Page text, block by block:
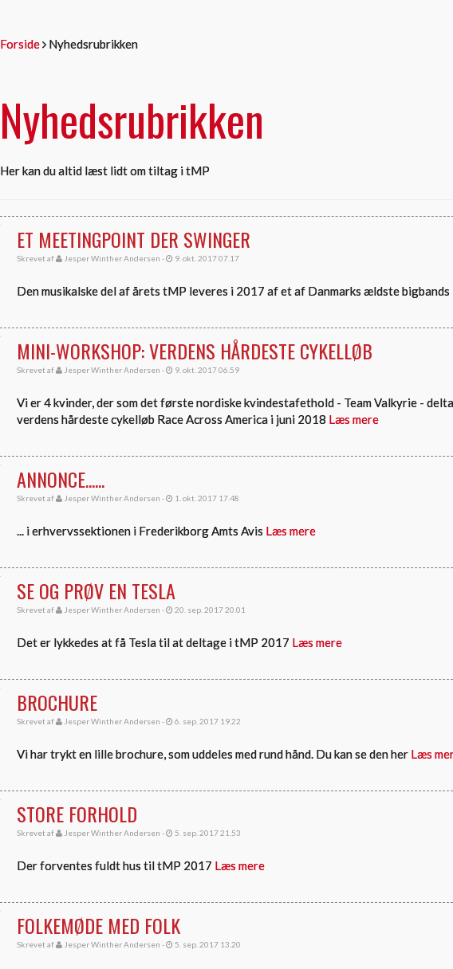
Forside Nyhedsrubrikken
Nyhedsrubrikken
Her kan du altid læst lidt om tiltag i tMP
ET MEETINGPOINT DER SWINGER
Skrevet af Jesper Winther Andersen - 9. okt. 2017 07.17
Den musikalske del af årets tMP leveres i 2017 af et af Danmarks ældste bigbands
MINI-WORKSHOP: VERDENS HÅRDESTE CYKELLØB
Skrevet af Jesper Winther Andersen - 9. okt. 2017 06.59
Vi er 4 kvinder, der som det første nordiske kvindestafethold - Team Valkyrie -
verdens hårdeste cykelløb Race Across America i juni 2018 Læs mere
ANNONCE......
Skrevet af Jesper Winther Andersen - 1. okt. 2017 17.48
... i erhvervssektionen i Frederikborg Amts Avis Læs mere
SE OG PRØV EN TESLA
Skrevet af Jesper Winther Andersen - 20. sep. 2017 20.01
Det er lykkedes at få Tesla til at deltage i tMP 2017 Læs mere
BROCHURE
Skrevet af Jesper Winther Andersen - 6. sep. 2017 19.22
Vi har trykt en lille brochure, som uddeles med rund hånd. Du kan se den her Læs
STORE FORHOLD
Skrevet af Jesper Winther Andersen - 5. sep. 2017 21.53
Der forventes fuldt hus til tMP 2017 Læs mere
FOLKEMØDE MED FOLK
Skrevet af Jesper Winther Andersen - 5. sep. 2017 13.20